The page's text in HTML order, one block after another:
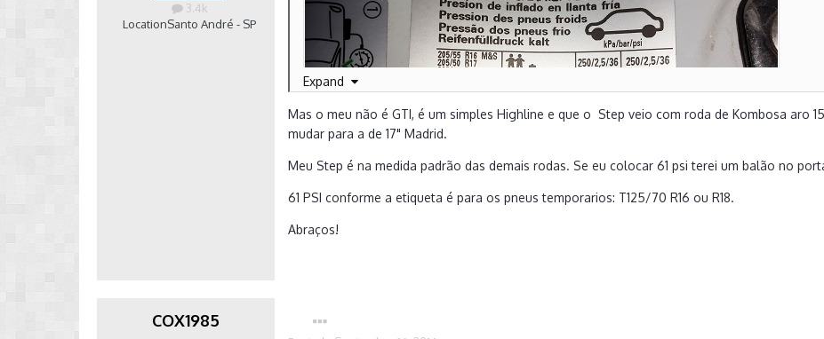
3.4k
LocationSanto André - SP
,
Expand
Mas o meu não é GTI, é um simples Highline e que o Step veio com roda de Kombosa aro
mudar para a de 17" Madrid.
Meu Step é na medida padrão das demais rodas. Se eu colocar 61 psi terei um balão no
61 PSI conforme a etiqueta é para os pneus temporarios: T125/70 R16 ou R18.
Abraços!
COX1985